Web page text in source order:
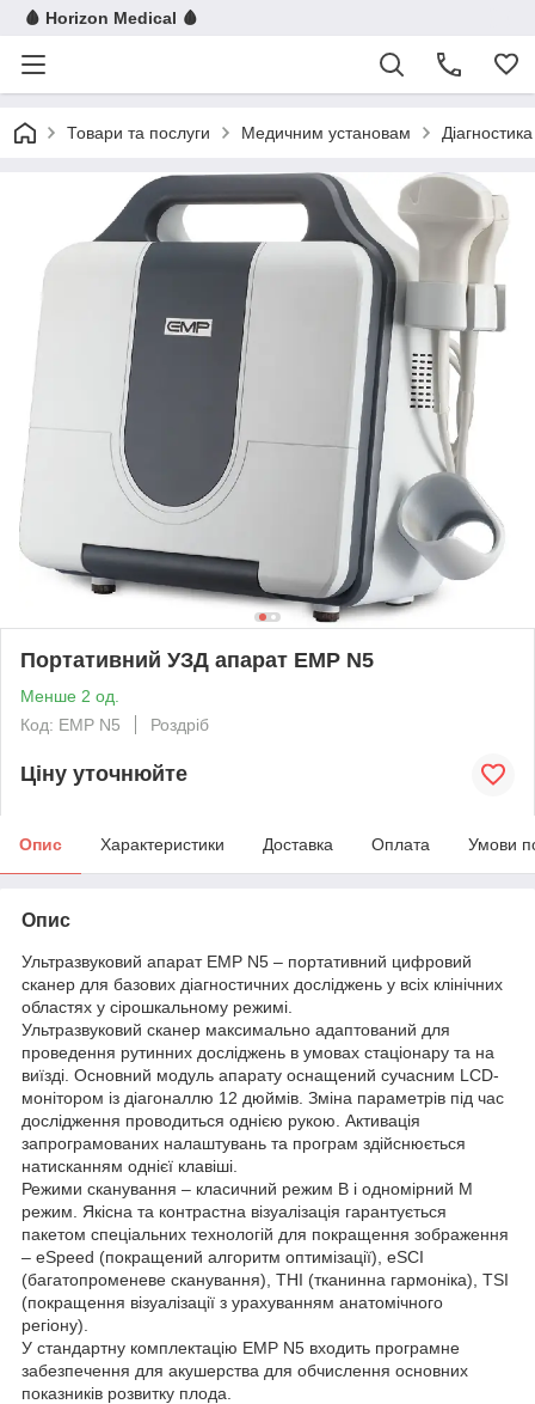
🩸 Horizon Medical 🩸
Товари та послуги Медичним установам Діагностика
Портативний УЗД апарат EMP N5
Менше 2 од.
Код: EMP N5
Роздріб
Ціну уточнюйте
Опис Характеристики Доставка Оплата Умови
Опис
Ультразвуковий апарат EMP N5 – портативний цифровий
сканер для базових діагностичних досліджень у всіх клінічних
областях у сірошкальному режимі.
Ультразвуковий сканер максимально адаптований для
проведення рутинних досліджень в умовах стаціонару та на
виїзді. Основний модуль апарату оснащений сучасним LCD-
монітором із діагоналлю 12 дюймів. Зміна параметрів під час
дослідження проводиться однією рукою. Активація
запрограмованих налаштувань та програм здійснюється
натисканням однієї клавіші.
Режими сканування – класичний режим В і одномірний М
режим. Якісна та контрастна візуалізація гарантується
пакетом спеціальних технологій для покращення зображення
– eSpeed (покращений алгоритм оптимізації), eSCI
(багатопроменеве сканування), THI (тканинна гармоніка), TSI
(покращення візуалізації з урахуванням анатомічного
регіону).
У стандартну комплектацію EMP N5 входить програмне
забезпечення для акушерства для обчислення основних
показників розвитку плода.